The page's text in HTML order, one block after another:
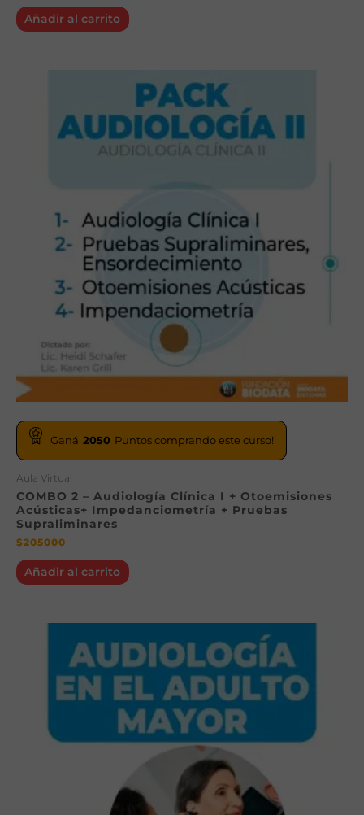
Añadir al carrito
Ganá 2050 Puntos comprando este curso!
Aula Virtual
COMBO 2 – Audiología Clínica I + Otoemisiones
Acústicas+ Impedanciometría + Pruebas
Supraliminares
$205000
Añadir al carrito